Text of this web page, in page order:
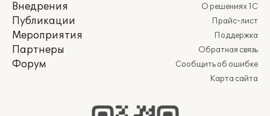
Внедрения
Публикации
Мероприятия
Партнеры
Форум
О решениях 1С
Прайс-лист
Поддержка
Обратная связь
Сообщить об ошибке
Карта сайта